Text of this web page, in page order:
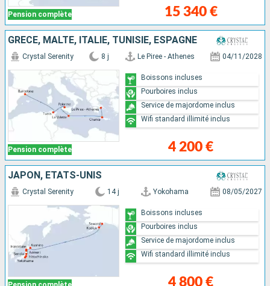
Pension complète 15 340 €
GRÈCE, MALTE, ITALIE, TUNISIE, ESPAGNE
Pension complète
Crystal Serenity 8 j Le Piree - Athenes 04/11/2028
4 200 €
Boissons incluses
Pourboires inclus
Service de majordome inclus
Wifi standard illimité inclus
JAPON, ÉTATS-UNIS
Crystal Serenity 14 j Yokohama 08/05/2027
4 800 €
Boissons incluses
Pourboires inclus
Service de majordome inclus
Wifi standard illimité inclus